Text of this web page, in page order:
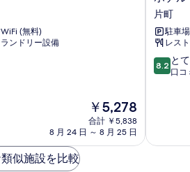
WiFi (無料)
ランドリー設備
現
在
の
￥5,278
合計 ￥5,838
8 月 24 日 ～ 8 月 25 日
テ
ル
マ
イ
ス
テ
町
片町
駐車
レス
10
段
も
8.2 と
口コ
類似施設を比較